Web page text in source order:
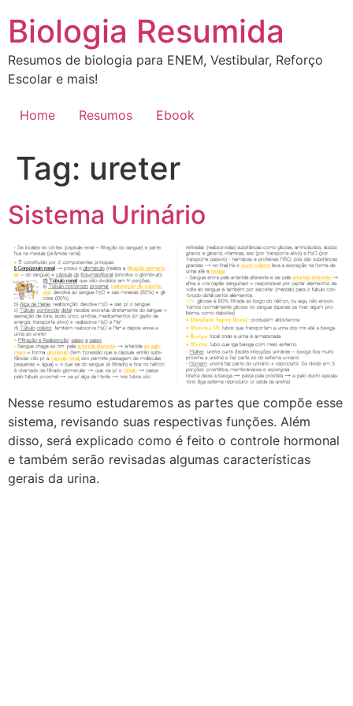
para
conteúdo
Biologia Resumida
Resumos de biologia para ENEM, Vestibular, Reforço
Escolar e mais!
Home Resumos Ebook
Tag: ureter
Sistema Urinário
Nesse resumo estudaremos as partes que compõe esse
sistema, revisando suas respectivas funções. Além
disso, será explicado como é feito o controle hormonal
e também serão revisadas algumas características
gerais da urina.